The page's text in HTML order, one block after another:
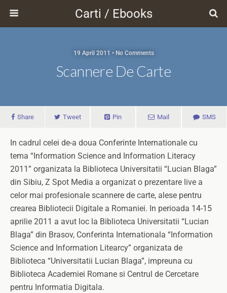
Carti / Ebooks
19 April 2011 • No Comments
Scannere De Carte
Share Tweet Pin Mail SMS
In cadrul celei de-a doua Conferinte Internationale cu
tema “Information Science and Information Literacy
2011” organizata la Biblioteca Universitatii “Lucian Blaga”
din Sibiu, Z Spot Media a organizat o prezentare live a
celor mai profesionale scannere de carte, alese pentru
crearea Bibliotecii Digitale a Romaniei. In perioada 14-15
aprilie 2011 a avut loc la Biblioteca Universitatii “Lucian
Blaga” din Brasov, Conferinta Internationala “Information
Science and Information Litearcy” organizata de
Biblioteca “Universitatii Lucian Blaga”, impreuna cu
Biblioteca Academiei Romane si Centrul de Cercetare
pentru Informatia Digitala.